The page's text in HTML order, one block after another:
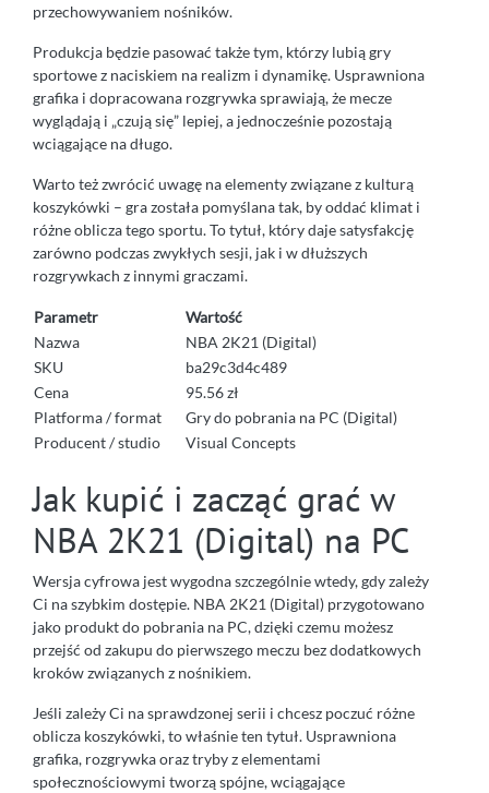
przechowywaniem nośników.
Produkcja będzie pasować także tym, którzy lubią gry
sportowe z naciskiem na realizm i dynamikę. Usprawniona
grafika i dopracowana rozgrywka sprawiają, że mecze
wyglądają i „czują się” lepiej, a jednocześnie pozostają
wciągające na długo.
Warto też zwrócić uwagę na elementy związane z kulturą
koszykówki – gra została pomyślana tak, by oddać klimat i
różne oblicza tego sportu. To tytuł, który daje satysfakcję
zarówno podczas zwykłych sesji, jak i w dłuższych
rozgrywkach z innymi graczami.
Parametr
Wartość
Nazwa
NBA 2K21 (Digital)
SKU
ba29c3d4c489
Cena
95.56 zł
Platforma / format
Gry do pobrania na PC (Digital)
Producent / studio
Visual Concepts
Jak kupić i zacząć grać w
NBA 2K21 (Digital) na PC
Wersja cyfrowa jest wygodna szczególnie wtedy, gdy zależy
Ci na szybkim dostępie. NBA 2K21 (Digital) przygotowano
jako produkt do pobrania na PC, dzięki czemu możesz
przejść od zakupu do pierwszego meczu bez dodatkowych
kroków związanych z nośnikiem.
Jeśli zależy Ci na sprawdzonej serii i chcesz poczuć różne
oblicza koszykówki, to właśnie ten tytuł. Usprawniona
grafika, rozgrywka oraz tryby z elementami
społecznościowymi tworzą spójne, wciągające